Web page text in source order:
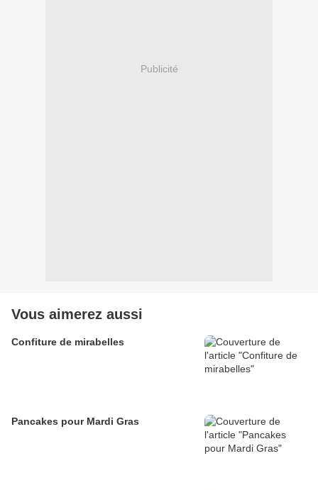
Publicité
Vous aimerez aussi
Confiture de mirabelles
Pancakes pour Mardi Gras